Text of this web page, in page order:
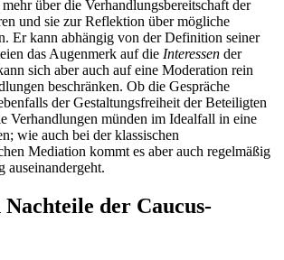
über die Verhandlungsbereitschaft der
und sie zur Reflektion über mögliche
Er kann abhängig von der Definition seiner
das Augenmerk auf die Interessen der
sich aber auch auf eine Moderation rein
beschränken. Ob die Gespräche
der Gestaltungsfreiheit der Beteiligten
Verhandlungen münden im Idealfall in eine
wie auch bei der klassischen
Mediation kommt es aber auch regelmäßig
auseinandergeht.
der Caucus-